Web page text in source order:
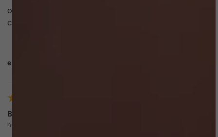
o biquíni é de extrema qualidade e fica um arraso no
corpo, estou muito feliz com a compra
esta avaliação foi útil?
Bruna Oliveira
há um ano